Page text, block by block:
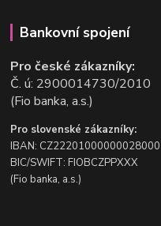
Bankovní spojení
Pro české zákazníky:
Č. ú: 2900014730/2010
(Fio banka, a.s.)
Pro slovenské zákazníky:
IBAN:
BIC/SWIFT: FIOBCZPPXXX
(Fio banka, a.s.)